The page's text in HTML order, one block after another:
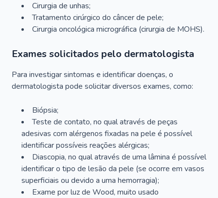
Cirurgia de unhas;
Tratamento cirúrgico do câncer de pele;
Cirurgia oncológica micrográfica (cirurgia de MOHS).
Exames solicitados pelo dermatologista
Para investigar sintomas e identificar doenças, o
dermatologista pode solicitar diversos exames, como:
Biópsia;
Teste de contato, no qual através de peças
adesivas com alérgenos fixadas na pele é possível
identificar possíveis reações alérgicas;
Diascopia, no qual através de uma lâmina é possível
identificar o tipo de lesão da pele (se ocorre em vasos
superficiais ou devido a uma hemorragia);
Exame por luz de Wood, muito usado